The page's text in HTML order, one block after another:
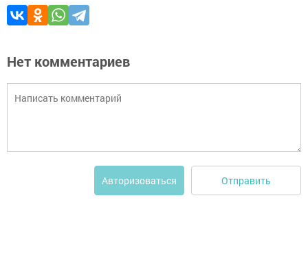
Нет комментариев
Авторизоваться Отправить